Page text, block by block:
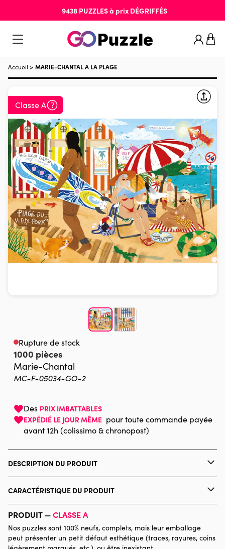
9438 PUZZLESà prix DÉGRIFFÉS
Accueil > MARIE-CHANTAL A LA PLAGE
Classe A
Rupture de stock
1000 pièces
Marie-Chantal
MC-F-05034-GO-2
Des PRIX IMBATTABLES
EXPÉDIÉ LE JOUR MÊME pour toute commande payée
avant 12h (colissimo & chronopost)
DESCRIPTION DU PRODUIT
PAULINE MARY
CARACTÉRISTIQUE DU PRODUIT
Catégorie Puzzles - Plages et Îles de rêve
PRODUIT —CLASSE A
Nos puzzles sont 100% neufs, complets, mais leur emballage
peut présenter un petit défaut esthétique (traces, rayures, coins